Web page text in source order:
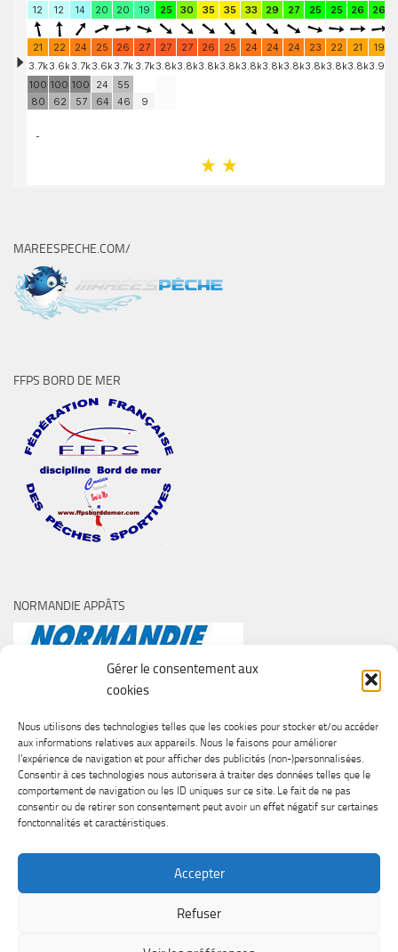
Gérer le consentement aux
cookies
Nous utilisons des technologies telles que les cookies pour stocker et/ou accéder
aux informations relatives aux appareils. Nous le faisons pour améliorer
l’expérience de navigation et pour afficher des publicités (non-)personnalisées.
Consentir à ces technologies nous autorisera à traiter des données telles que le
comportement de navigation ou les ID uniques sur ce site. Le fait de ne pas
consentir ou de retirer son consentement peut avoir un effet négatif sur certaines
fonctonnalités et caractéristiques.
Accepter
Refuser
MAREESPECHE.COM/
FFPS BORD DE MER
NORMANDIE APPÂTS